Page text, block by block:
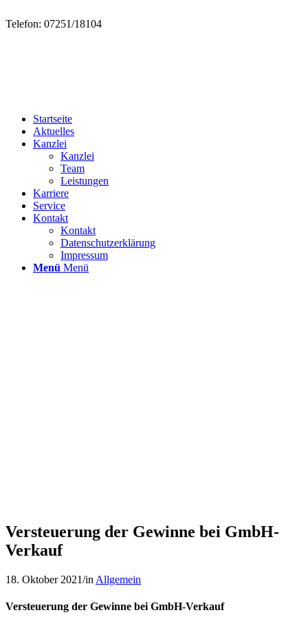
Telefon: 07251/18104
Startseite
Aktuelles
Kanzlei
Kanzlei
Team
Leistungen
Karriere
Service
Kontakt
Kontakt
Datenschutzerklärung
Impressum
Menü Menü
Versteuerung der Gewinne bei GmbH-
Verkauf
18. Oktober 2021/in Allgemein
Versteuerung der Gewinne bei GmbH-Verkauf